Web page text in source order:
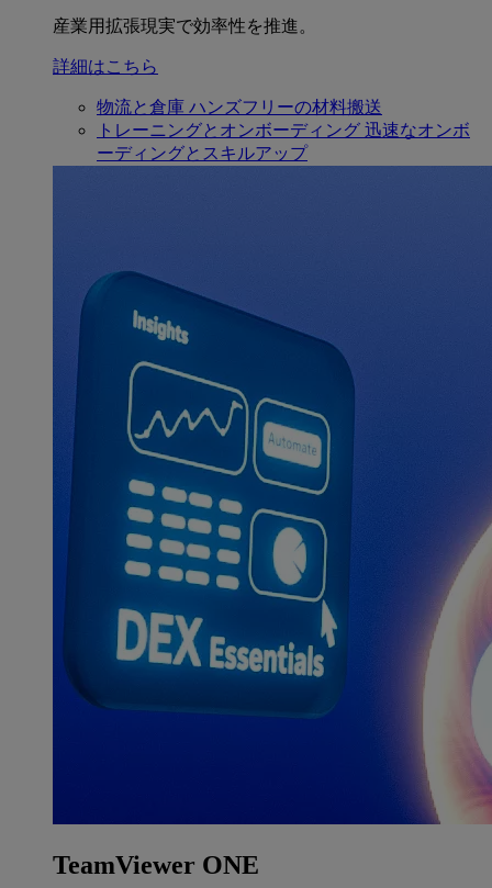
産業用拡張現実で効率性を推進。
詳細はこちら
物流と倉庫 ハンズフリーの材料搬送
トレーニングとオンボーディング 迅速なオンボ
ーディングとスキルアップ
TeamViewer ONE